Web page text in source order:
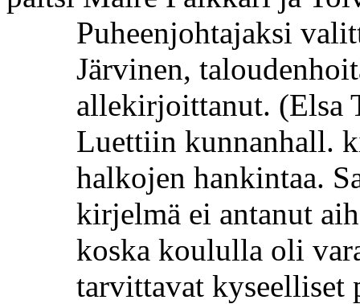
Puheenjohtajaksi
Järvinen,
allekirjoittanut. (Elsa
Luettiin kunnanhall.
halkojen hankintaa.
kirjelmä ei antanut
koska koululla oli
tarvittavat kyseelliset